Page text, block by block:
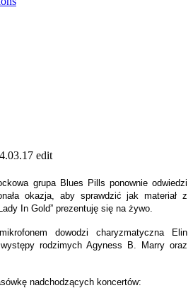
grupa Blues Pills ponownie odwiedzi
okazja, aby sprawdzić jak materiał z
In Gold” prezentuję się na żywo.
dowodzi charyzmatyczna Elin
rodzimych Agyness B. Marry oraz
nadchodzących koncertów: